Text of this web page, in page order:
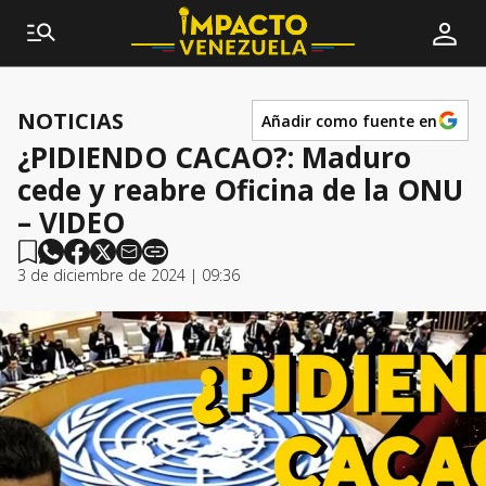
NOTICIAS Añadir como fuente en
¿PIDIENDO CACAO?: Maduro
cede y reabre Oficina de la ONU
– VIDEO
3 de diciembre de 2024 | 09:36